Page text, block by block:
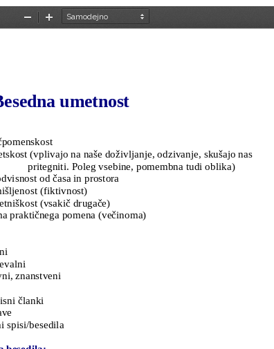
PomanjšajPovečaj
umetnost
-estetskost (vplivajo na naše doživljanje, odzivanje, skušajo nas
pritegniti. Poleg vsebine, pomembna tudi oblika)
-neodvisnost od časa in prostora
-izmišljenost (fiktivnost)
-umetniškost (vsakič drugače)
-nima praktičnega pomena (večinoma)
znanstveni
članki
spisi/besedila